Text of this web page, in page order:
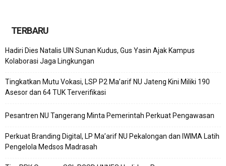
TERBARU
Hadiri Dies Natalis UIN Sunan Kudus, Gus Yasin Ajak Kampus
Kolaborasi Jaga Lingkungan
Tingkatkan Mutu Vokasi, LSP P2 Ma’arif NU Jateng Kini Miliki 190
Asesor dan 64 TUK Terverifikasi
Pesantren NU Tangerang Minta Pemerintah Perkuat Pengawasan
Perkuat Branding Digital, LP Ma’arif NU Pekalongan dan IWIMA Latih
Pengelola Medsos Madrasah